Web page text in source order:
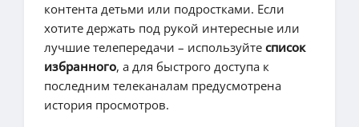
контента детьми или подростками. Если
хотите держать под рукой интересные или
лучшие телепередачи – используйте список
избранного, а для быстрого доступа к
последним телеканалам предусмотрена
история просмотров.